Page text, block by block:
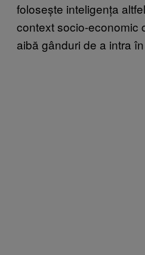
folosește inteligența
context socio-economic
aibă gânduri de a intra